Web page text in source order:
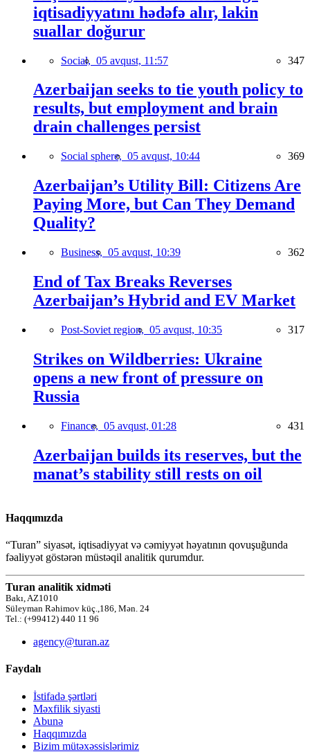
iqtisadiyyatını hədəfə alır, lakin
suallar doğurur
Social, 05 avqust, 11:57 347
Azerbaijan seeks to tie youth policy to
results, but employment and brain
drain challenges persist
Social sphere, 05 avqust, 10:44 369
Azerbaijan’s Utility Bill: Citizens Are
Paying More, but Can They Demand
Quality?
Business, 05 avqust, 10:39 362
End of Tax Breaks Reverses
Azerbaijan’s Hybrid and EV Market
Post-Soviet region, 05 avqust, 10:35 317
Strikes on Wildberries: Ukraine
opens a new front of pressure on
Russia
Finance, 05 avqust, 01:28 431
Azerbaijan builds its reserves, but the
manat’s stability still rests on oil
Haqqımızda
“Turan” siyasət, iqtisadiyyat və cəmiyyət həyatının qovuşuğunda
fəaliyyət göstərən müstəqil analitik qurumdur.
Turan analitik xidməti
Bakı, AZ1010
Süleyman Rəhimov küç.,186, Mən. 24
Tel.: (+99412) 440 11 96
agency@turan.az
Faydalı
İstifadə şərtləri
Məxfilik siyasti
Abunə
Haqqımızda
Bizim mütəxəssislərimiz